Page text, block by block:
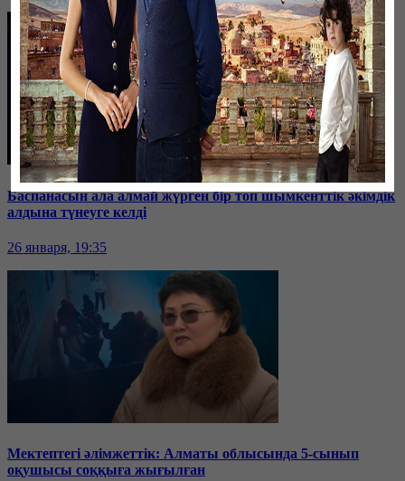
Баспанасын ала алмай жүрген бір топ шымкенттік әкімдік
алдына түнеуге келді
26 января, 19:35
Мектептегі әлімжеттік: Алматы облысында 5-сынып
оқушысы соққыға жығылған